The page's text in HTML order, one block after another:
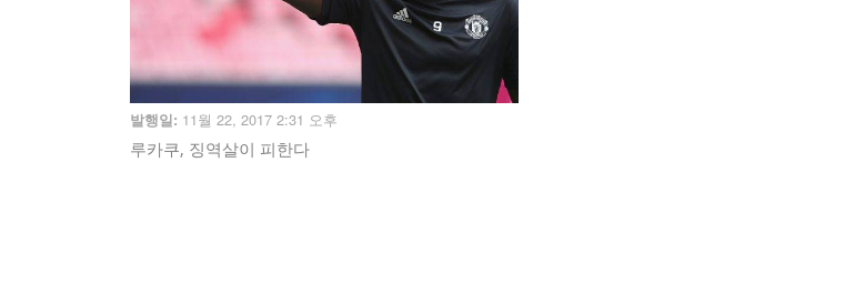
발행일: 11월 22, 2017 2:31 오후
루카쿠, 징역살이 피한다